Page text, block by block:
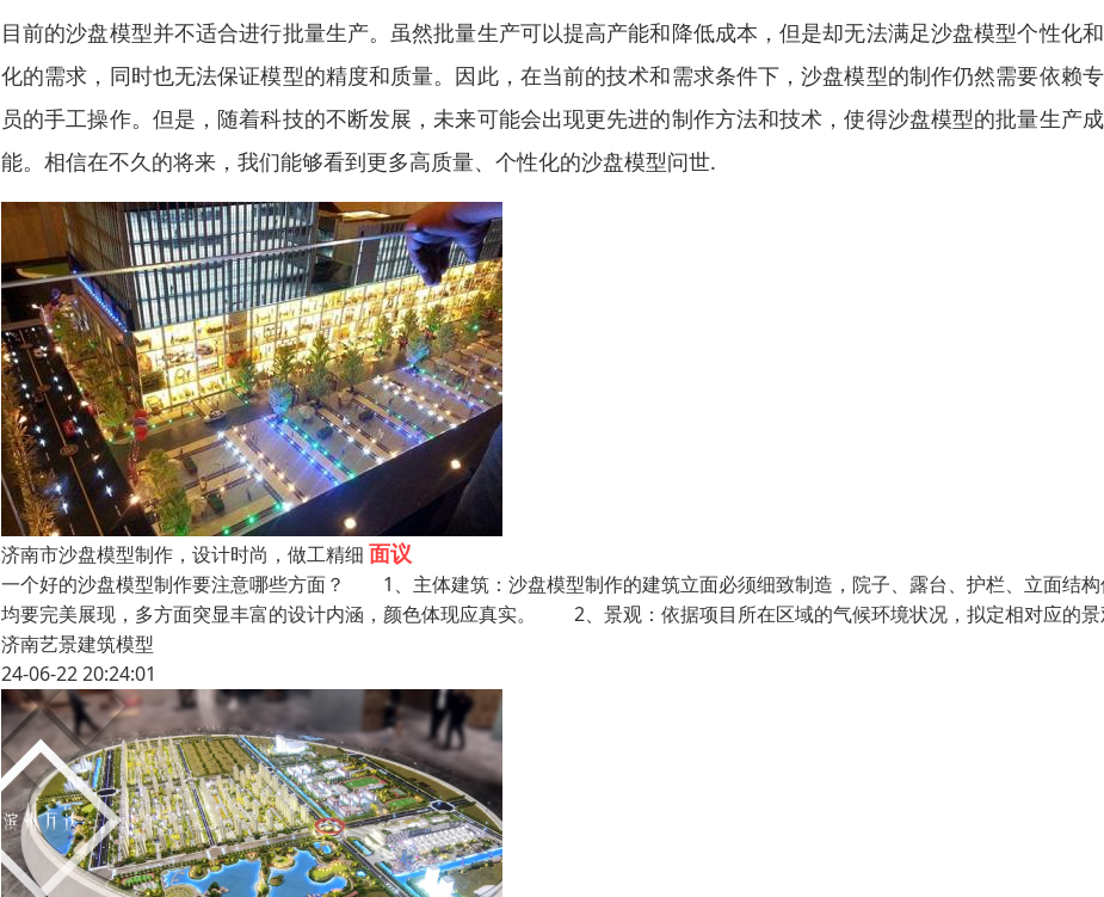
目前的沙盘模型并不适合进行批量生产。虽然批量生产可以提高产能和降低成本，但是却无法满足沙盘模型个性化
化的需求，同时也无法保证模型的精度和质量。因此，在当前的技术和需求条件下，沙盘模型的制作仍然需要依赖
员的手工操作。但是，随着科技的不断发展，未来可能会出现更先进的制作方法和技术，使得沙盘模型的批量生产
能。相信在不久的将来，我们能够看到更多高质量、个性化的沙盘模型问世.
济南市沙盘模型制作，设计时尚，做工精细 面议
一个好的沙盘模型制作要注意哪些方面？ 1、主体建筑：沙盘模型制作的建筑立面必须细致制造，院子、露台、护栏、立面结
均要完美展现，多方面突显丰富的设计内涵，颜色体现应真实。 2、景观：依据项目所在区域的气候环境状况，拟定相对应的
济南艺景建筑模型
24-06-22 20:24:01